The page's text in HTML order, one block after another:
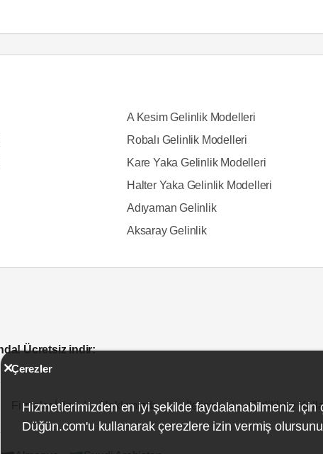
A Kesim Gelinlik Modelleri
Robalı Gelinlik Modelleri
Kare Yaka Gelinlik Modelleri
Halter Yaka Gelinlik Modelleri
Adıyaman Gelinlik
Aksaray Gelinlik
Ücretsiz indir:
Firmalar İçin Hakkımızda İletişim Gizlilik ve
Çerezler
Hizmetlerimizden en iyi şekilde faydalanabilmeniz için
Düğün.com'u kullanarak çerezlere izin vermiş